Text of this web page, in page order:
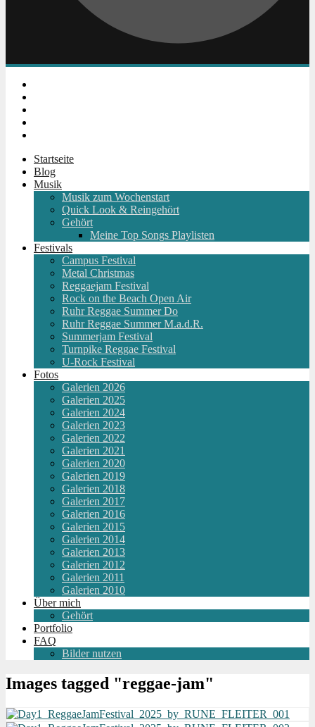
Startseite
Blog
Musik
Musik zum Wochenstart
Quick Look & Reingehört
Gehört
Meine Top Songs Playlisten
Festivals
Campus Festival
Metal Christmas
Reggaejam Festival
Rock on the Beach Open Air
Ruhr Reggae Summer Do
Ruhr Reggae Summer M.a.d.R.
Summerjam Festival
Turnpike Reggae Festival
U-Rock Festival
Fotos
Galerien 2026
Galerien 2025
Galerien 2024
Galerien 2023
Galerien 2022
Galerien 2021
Galerien 2020
Galerien 2019
Galerien 2018
Galerien 2017
Galerien 2016
Galerien 2015
Galerien 2014
Galerien 2013
Galerien 2012
Galerien 2011
Galerien 2010
Über mich
Gehört
Portfolio
FAQ
Bilder nutzen
Images tagged "reggae-jam"